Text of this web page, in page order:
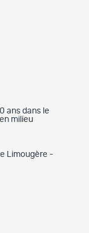
ans dans le
milieu
Limougère -